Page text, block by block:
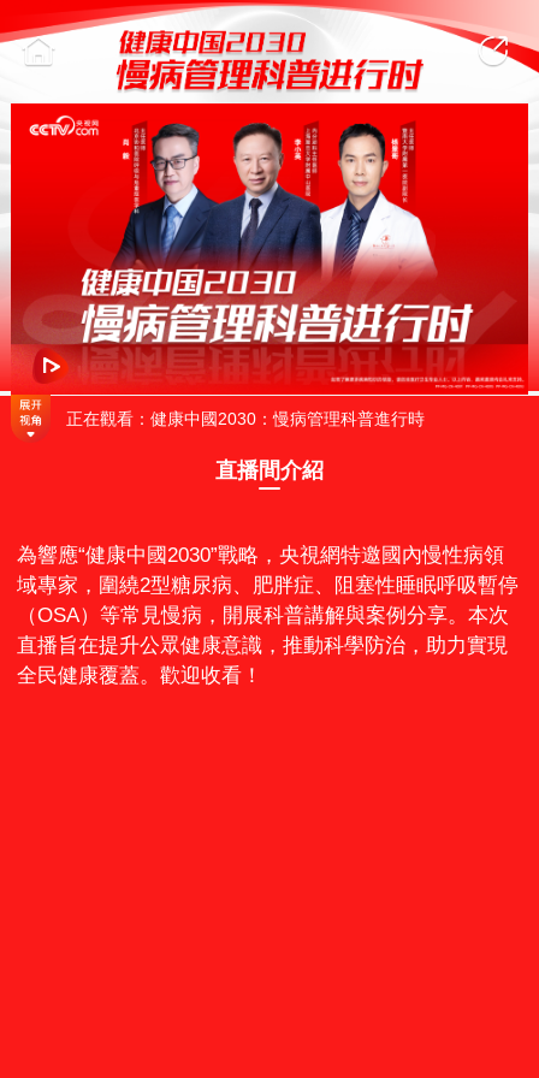
正在觀看：健康中國2030：慢病管理科普進行時
直播間介紹
為響應“健康中國2030”戰略，央視網特邀國內慢性病領
域專家，圍繞2型糖尿病、肥胖症、阻塞性睡眠呼吸暫停
（OSA）等常見慢病，開展科普講解與案例分享。本次
直播旨在提升公眾健康意識，推動科學防治，助力實現
全民健康覆蓋。歡迎收看！